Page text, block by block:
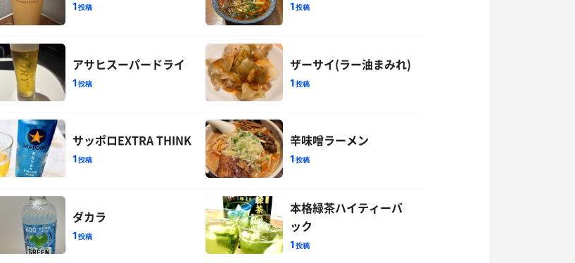
1投稿 1投稿
アサヒスーパードライ
1投稿
ザーサイ(ラー油まみれ)
1投稿
サッポロEXTRA THINK
1投稿
辛味噌ラーメン
1投稿
ダカラ
1投稿
本格緑茶ハイティーバ
ック
1投稿